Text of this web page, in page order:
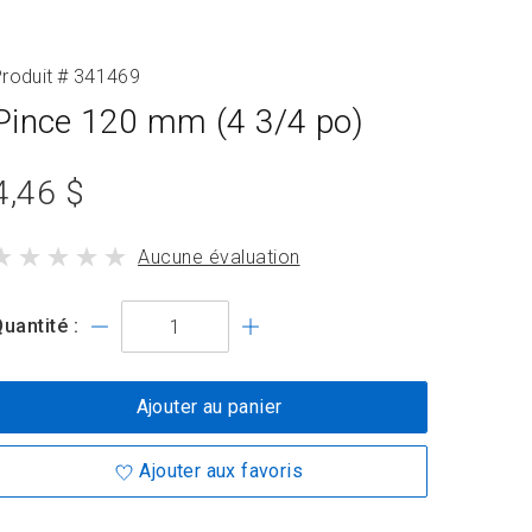
# 341469
120 mm (4 3/4 po)
$
le
Aucune évaluation
:
Ajouter au panier
Ajouter aux favoris